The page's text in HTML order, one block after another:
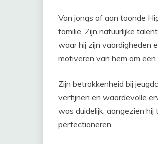
Van jongs af aan toonde
familie. Zijn natuurlijke
waar hij zijn vaardigheden
motiveren van hem om
Zijn betrokkenheid bij
verfijnen en waardevolle
was duidelijk, aangezien
perfectioneren.